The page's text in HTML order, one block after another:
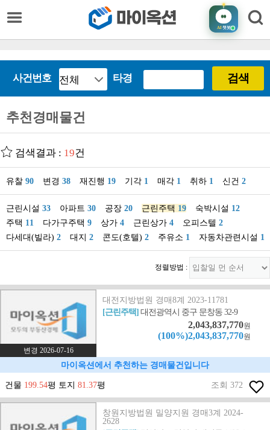
AI챗봇
사건번호 타경 검색
추천경매물건
검색결과 : 19건
유찰 90 변경 38 재진행 19 기각 1 매각 1 취하 1 신건 2
근린시설 33 아파트 30 공장 20 근린주택 19 숙박시설 12
주택 11 다가구주택 9 상가 4 근린상가 4 오피스텔 2
다세대(빌라) 2 대지 2 콘도(호텔) 2 주유소 1 자동차관련시설 1
정렬방법 :
변경 2026-07-16
대전지방법원 경매8계 2023-11781
[근린주택]대전광역시 중구 문창동 32-9
2,043,837,770원
(100%)2,043,837,770원
마이옥션에서 추천하는 경매물건입니다
건물 199.54평 토지 81.37평 조회 372
창원지방법원 밀양지원 경매3계 2024-
2628